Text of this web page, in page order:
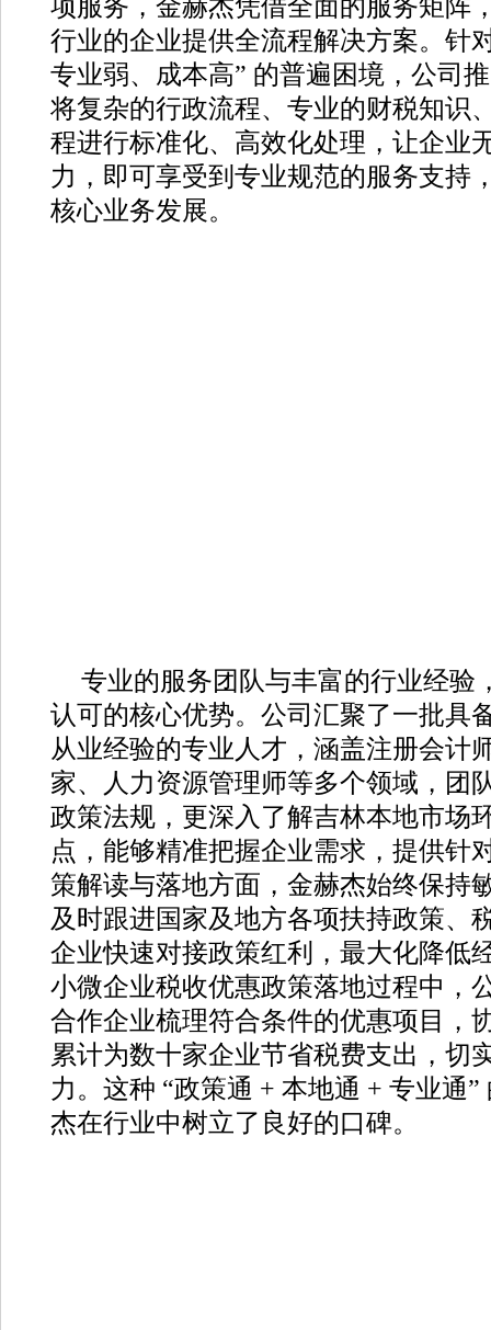
项服务，金赫杰凭借全面的服务矩阵
行业的企业提供全流程解决方案。针
专业弱、成本高” 的普遍困境，公司
将复杂的行政流程、专业的财税知识
程进行标准化、高效化处理，让企业
力，即可享受到专业规范的服务支持
核心业务发展。
专业的服务团队与丰富的行业经验
认可的核心优势。公司汇聚了一批具
从业经验的专业人才，涵盖注册会计
家、人力资源管理师等多个领域，团
政策法规，更深入了解吉林本地市场
点，能够精准把握企业需求，提供针
策解读与落地方面，金赫杰始终保持
及时跟进国家及地方各项扶持政策、
企业快速对接政策红利，最大化降低
小微企业税收优惠政策落地过程中，
合作企业梳理符合条件的优惠项目，
累计为数十家企业节省税费支出，切
力。这种 “政策通 + 本地通 + 专业通
杰在行业中树立了良好的口碑。